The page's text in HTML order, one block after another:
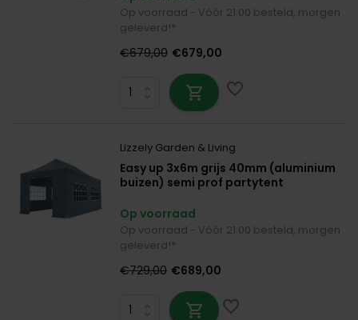
Op voorraad - Vóór 21:00 besteld, morgen
geleverd!*
€679,00 €679,00
Lizzely Garden & Living
Easy up 3x6m grijs 40mm (aluminium
buizen) semi prof partytent
Op voorraad
Op voorraad - Vóór 21:00 besteld, morgen
geleverd!*
€729,00 €689,00